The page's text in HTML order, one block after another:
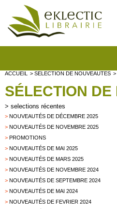
ACCUEIL > SELECTION DE NOUVEAUTES >
SÉLECTION
> selections récentes
> NOUVEAUTÉS DE DÉCEMBRE 2025
> NOUVEAUTÉS DE NOVEMBRE 2025
> PROMOTIONS
> NOUVEAUTÉS DE MAI 2025
> NOUVEAUTÉS DE MARS 2025
> NOUVEAUTÉS DE NOVEMBRE 2024
> NOUVEAUTÉS DE SEPTEMBRE 2024
> NOUVEAUTÉS DE MAI 2024
> NOUVEAUTÉS DE FEVRIER 2024